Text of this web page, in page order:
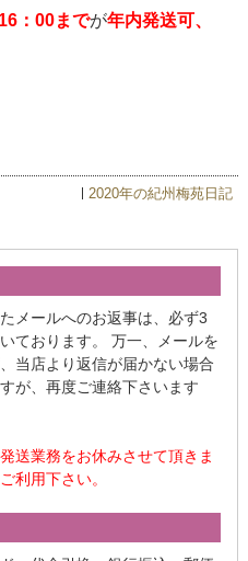
：00までが年内発送可、
2020年の紀州梅苑日記
メールへのお返事は、必ず3
ております。 万一、メールを
当店より返信が届かない場合
が、再度ご連絡下さいます
送業務をお休みさせて頂きま
利用下さい。